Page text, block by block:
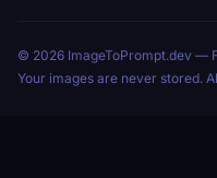
© 2026 ImageToPrompt.dev —
Your images are never stored.